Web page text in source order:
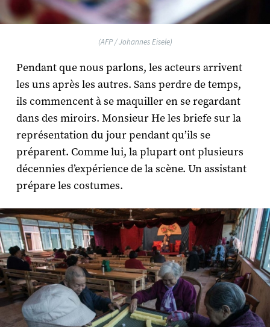
(AFP / Johannes Eisele)
Pendant que nous parlons, les acteurs arrivent
les uns après les autres. Sans perdre de temps,
ils commencent à se maquiller en se regardant
dans des miroirs. Monsieur He les briefe sur la
représentation du jour pendant qu’ils se
préparent. Comme lui, la plupart ont plusieurs
décennies d’expérience de la scène. Un assistant
prépare les costumes.